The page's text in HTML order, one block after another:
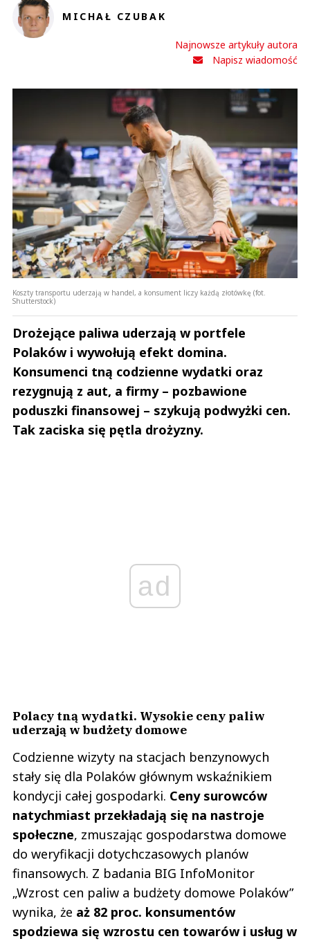
MICHAŁ CZUBAK
Najnowsze artykuły autora
Napisz wiadomość
Koszty transportu uderzają w handel, a konsument liczy każdą złotówkę (fot.
Shutterstock)
Drożejące paliwa uderzają w portfele
Polaków i wywołują efekt domina.
Konsumenci tną codzienne wydatki oraz
rezygnują z aut, a firmy – pozbawione
poduszki finansowej – szykują podwyżki cen.
Tak zaciska się pętla drożyzny.
ad
Polacy tną wydatki. Wysokie ceny paliw
uderzają w budżety domowe
Codzienne wizyty na stacjach benzynowych
stały się dla Polaków głównym wskaźnikiem
kondycji całej gospodarki. Ceny surowców
natychmiast przekładają się na nastroje
społeczne, zmuszając gospodarstwa domowe
do weryfikacji dotychczasowych planów
finansowych. Z badania BIG InfoMonitor
„Wzrost cen paliw a budżety domowe Polaków”
wynika, że aż 82 proc. konsumentów
spodziewa się wzrostu cen towarów i usług w